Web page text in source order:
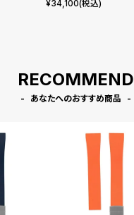
ラグス
¥34,100(税込)
RECOMMEND
あなたへのおすすめ商品